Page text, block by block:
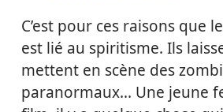
C’est pour ces raisons que
est lié au spiritisme. Ils
mettent en scène des
paranormaux... Une jeune